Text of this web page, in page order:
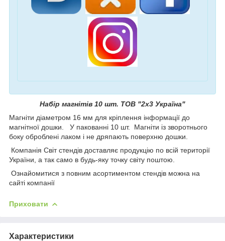
Набір магнітів 10 шт. ТОВ "2х3 Україна"
Магніти діаметром 16 мм для кріплення інформації до
магнітної дошки. У пакованні 10 шт. Магніти із зворотнього
боку оброблені лаком і не дряпають поверхню дошки.
Компанія Світ стендів доставляє продукцію по всій території
України, а так само в будь-яку точку світу поштою.
Ознайомитися з повним асортиментом стендів можна на
сайті компанії
Приховати
Характеристики